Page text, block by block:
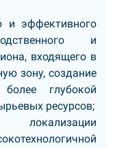
и эффективного
и
входящего в
зону, создание
глубокой
ресурсов;
локализации